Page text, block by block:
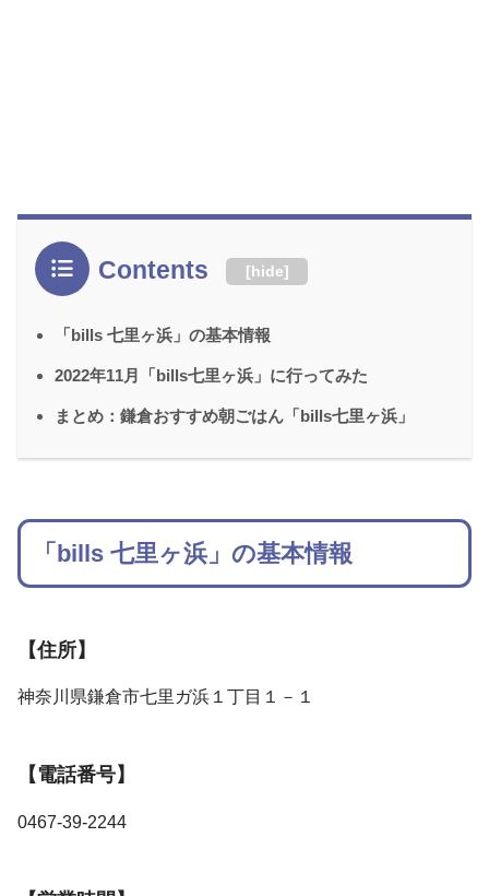
Contents [hide]
「bills 七里ヶ浜」の基本情報
2022年11月「bills七里ヶ浜」に行ってみた
まとめ：鎌倉おすすめ朝ごはん「bills七里ヶ浜」
「bills 七里ヶ浜」の基本情報
【住所】
神奈川県鎌倉市七里ガ浜１丁目１－１
【電話番号】
0467-39-2244